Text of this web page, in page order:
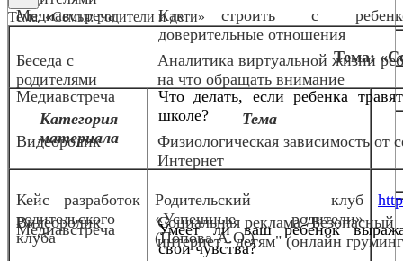
Беседа с
родителями
Аналитика виртуальной жизни
на что обращать внимание
Видеоролик
Физиологическая зависимость от
Интернет
Видеоролик
Социальная реклама "Безопасный
интернет - детям" (онлайн
Медиавстреча
Как строить с
доверительные отношения
Медиавстреча
Что делать, если ребенка
школе?
Медиавстреча
Умеет ли ваш ребенок
свои чувства?
Тема: «Семья: родители и дети»
Тема:
Категория
материала
Тема
Кейс разработок
родительского
клуба
Родительский клуб
«Успешные родители»
(Попова А.О.)